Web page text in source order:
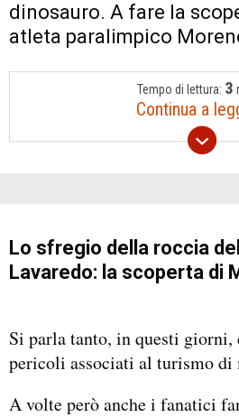
dinosauro. A fare la
atleta paralimpico
Tempo di lettura: 3
Continua a
Lo sfregio della roccia
Lavaredo: la scoperta di
Si parla tanto, in questi giorni,
pericoli associati al turismo di
A volte però anche i fanatici